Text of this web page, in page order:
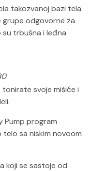
takozvanoj bazi tela.
grupe odgovorne za
trbušna i leđna
svoje mišiće i
Pump program
sa niskim novoom
koji se sastoje od